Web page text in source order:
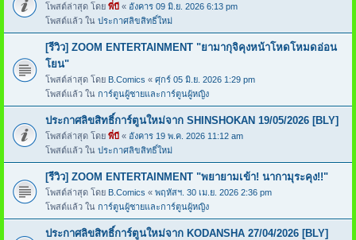
โพสต์ล่าสุด โดย พี่บี « อังคาร 09 มิ.ย. 2026 6:13 pm
โพสต์แล้ว ใน ประกาศลิขสิทธิ์ใหม่
[รีวิว] ZOOM ENTERTAINMENT "ยามากุจิคุงหน้าโหดโหมดอ่อน
โยน"
โพสต์ล่าสุด โดย B.Comics « ศุกร์ 05 มิ.ย. 2026 1:29 pm
โพสต์แล้ว ใน การ์ตูนผู้ชายและการ์ตูนผู้หญิง
ประกาศลิขสิทธิ์การ์ตูนใหม่จาก SHINSHOKAN 19/05/2026 [BLY]
โพสต์ล่าสุด โดย พี่บี « อังคาร 19 พ.ค. 2026 11:12 am
โพสต์แล้ว ใน ประกาศลิขสิทธิ์ใหม่
[รีวิว] ZOOM ENTERTAINMENT "พยายามเข้า! นากามุระคุง!!"
โพสต์ล่าสุด โดย B.Comics « พฤหัสฯ. 30 เม.ย. 2026 2:36 pm
โพสต์แล้ว ใน การ์ตูนผู้ชายและการ์ตูนผู้หญิง
ประกาศลิขสิทธิ์การ์ตูนใหม่จาก KODANSHA 27/04/2026 [BLY]